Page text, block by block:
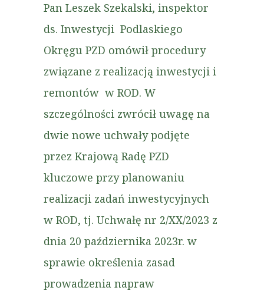
Pan Leszek Szekalski, inspektor
ds. Inwestycji Podlaskiego
Okręgu PZD omówił procedury
związane z realizacją inwestycji i
remontów w ROD. W
szczególności zwrócił uwagę na
dwie nowe uchwały podjęte
przez Krajową Radę PZD
kluczowe przy planowaniu
realizacji zadań inwestycyjnych
w ROD, tj. Uchwałę nr 2/XX/2023 z
dnia 20 października 2023r. w
sprawie określenia zasad
prowadzenia napraw